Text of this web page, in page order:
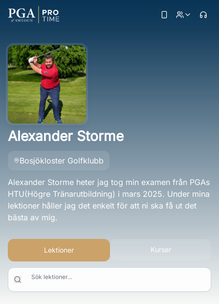
Alexander Storme
Bosjökloster Golfklubb
Alexander Storme heter jag tog min examen från PGAs
HTU(Högre Tränarutbildning) i mars 2025. Under mina
lektioner håller jag det enkelt för att ni ska få ut det
bästa av mig.
Lektioner Kurser
Sök lektioner...